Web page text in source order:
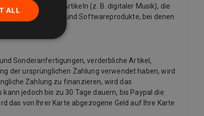
von digitalen Artikeln (z. B. digitaler Musik), die
und Softwareprodukte, bei denen
Sonderanfertigungen, verderbliche Artikel,
der ursprünglichen Zahlung verwendet haben, wird
Zahlung zu finanzieren, wird das
jedoch bis zu 30 Tage dauern, bis Paypal die
das von Ihrer Karte abgezogene Geld auf Ihre Karte
ALL